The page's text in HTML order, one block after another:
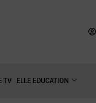
TV ELLE EDUCATION